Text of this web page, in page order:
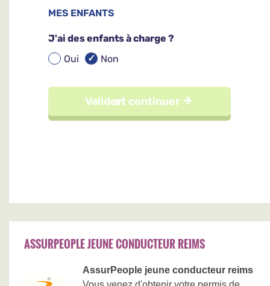
ASSURPEOPLE JEUNE CONDUCTEUR REIMS
AssurPeople jeune conducteur reims